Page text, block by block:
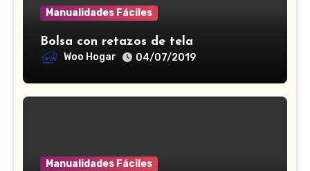
Manualidades Fáciles
Bolsa con retazos de tela
Woo Hogar 04/07/2019
Manualidades Fáciles